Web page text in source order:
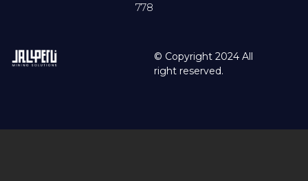
778
© Copyright 2024 All
right reserved.